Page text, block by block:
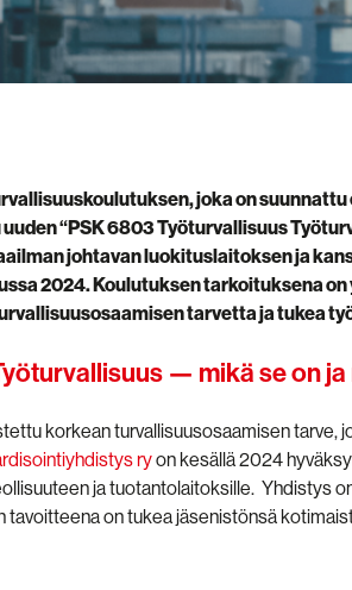
joka on
“PSK 6803 Työturvallisuus
johtavan luokituslaitoksen ja
2024. Koulutuksen tarkoituksena
tarvetta ja tukea
— mikä se on
korkean turvallisuusosaamisen tarve,
ryon kesällä 2024
ja tuotantolaitoksille. Yhdistys
tavoitteena on tukea jäsenistönsä